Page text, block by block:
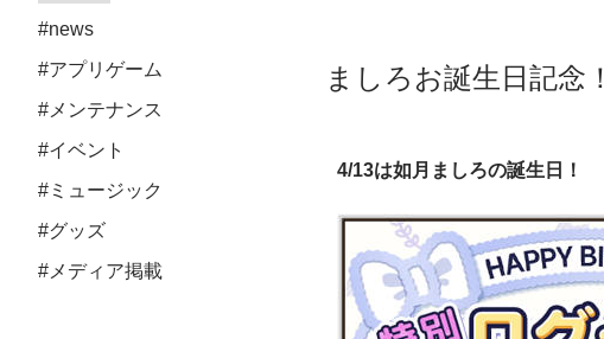
#news
#アプリゲーム
#メンテナンス
#イベント
#ミュージック
#グッズ
#メディア掲載
ましろお誕生日記念！
4/13は如月ましろの誕生日！